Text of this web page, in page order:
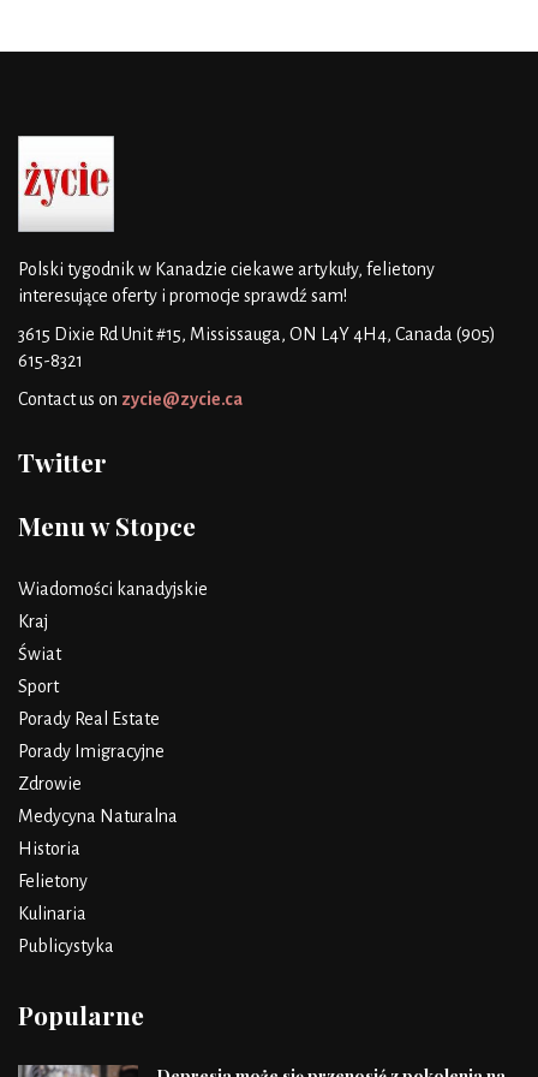
Polski tygodnik w Kanadzie ciekawe artykuły, felietony
interesujące oferty i promocje sprawdź sam!
3615 Dixie Rd Unit #15, Mississauga, ON L4Y 4H4, Canada (905)
615-8321
Contact us on zycie@zycie.ca
Twitter
Menu w Stopce
Wiadomości kanadyjskie
Kraj
Świat
Sport
Porady Real Estate
Porady Imigracyjne
Zdrowie
Medycyna Naturalna
Historia
Felietony
Kulinaria
Publicystyka
Popularne